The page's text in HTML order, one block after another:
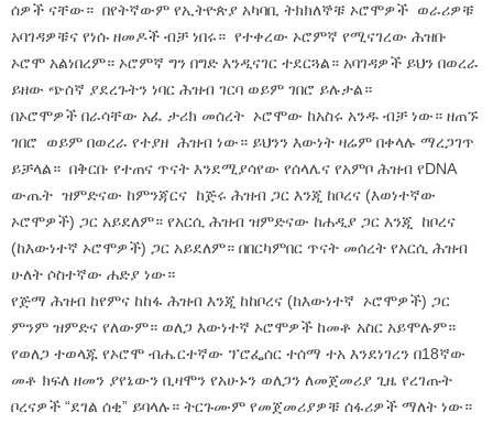
ሰዎች ናቸው። በየትኛውም የኢትዮጵያ አካባቢ ትክክለኞቹ ኦሮሞዎች ወራሪዎቹ
አባገዳዎቹና የነሱ ዘመዶች ብቻ ነበሩ። የተቀረው ኦሮምኛ የሚናገረው ሕዝቡ
ኦሮሞ አልነበረም። ኦሮምኛ ግን በግድ እንዲናገር ተደርጓል። አባገዳዎች ይህን በወረራ
ይዘው ጭሰኛ ያደረጉትን ነባር ሕዝብ ገርባ ወይም ገበሮ ይሉታል።
በኦሮሞዎች በራሳቸው አፈ ታሪክ መሰረት ኦሮሞው ከአስሩ አንዱ ብቻ ነው። ዘጠኙ
ገበሮ ወይም በወረራ የተያዘ ሕዝብ ነው። ይህንን እውነት ዛሬም በቀላሉ ማረጋገጥ
ይቻላል። በቅርቡ የተጠና ጥናት እንደሚያሳየው የሰላሌና የአምቦ ሕዝብ የDNA
ውጤት ዝምድናው ከምንጃርና ከጅሩ ሕዝብ ጋር እንጂ ከቦረና (እወነተኛው
ኦሮሞዎች) ጋር አይደለም። የአርሲ ሕዝብ ዝምድናው ከሐዲያ ጋር እንጂ ከቦረና
(ከእውነተኛ ኦሮሞዎች) ጋር አይደለም። በበርካምበር ጥናት መሰረት የአርሲ ሕዝብ
ሁለት ሶስተኛው ሐድያ ነው።
የጅማ ሕዝብ ከየምና ከከፋ ሕዝብ እንጂ ከከቦረና (ከእውነተኛ ኦሮሞዎች) ጋር
ምንም ዝምድና የለውም። ወለጋ እውነተኛ ኦሮሞዎች ከመቶ አስር አይሞሉም።
የወለጋ ተወላጁ የኦሮሞ ብሔርተኛው ፕሮፌሰር ተሰማ ተአ እንደነገረን በ18ኛው
መቶ ክፍለ ዘመን ያየኔውን ቢዛሞን የአሁኑን ወለጋን ለመጀመሪያ ጊዜ የረገጡት
ቦረናዎች “ደገል ሰቂ” ይባላሉ። ትርጉሙም የመጀመሪያዎቹ ሰፋሪዎች ማለት ነው።